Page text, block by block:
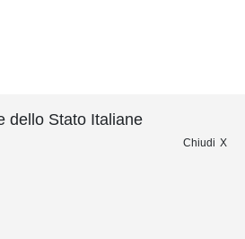
dello Stato Italiane
Chiudi